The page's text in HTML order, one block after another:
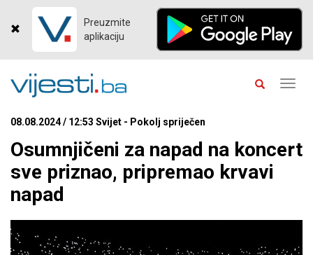
Preuzmite
aplikaciju
08.08.2024 / 12:53 Svijet - Pokolj spriječen
Osumnjičeni za napad na koncert
sve priznao, pripremao krvavi
napad